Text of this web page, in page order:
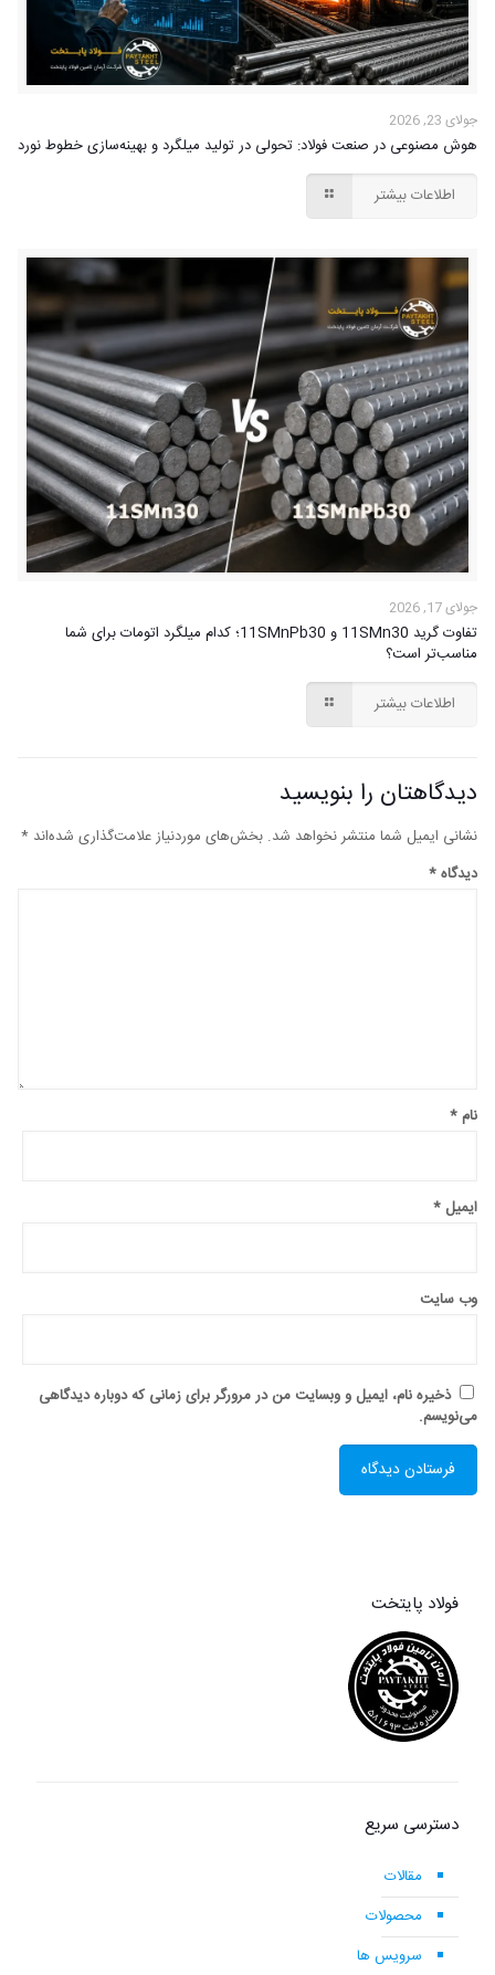
جولای 23, 2026
هوش مصنوعی در صنعت فولاد: تحولی در تولید میلگرد و بهینه‌سازی خطوط نورد
اطلاعات بیشتر
جولای 17, 2026
تفاوت گرید 11SMn30 و 11SMnPb30؛ کدام میلگرد اتومات برای شما
مناسب‌تر است؟
اطلاعات بیشتر
دیدگاهتان را بنویسید
نشانی ایمیل شما منتشر نخواهد شد. بخش‌های موردنیاز علامت‌گذاری شده‌اند *
دیدگاه*
نام *
ایمیل *
وب‌ سایت
ذخیره نام، ایمیل و وبسایت من در مرورگر برای زمانی که دوباره دیدگاهی
می‌نویسم.
فولاد پایتخت
دسترسی سریع
مقالات
محصولات
سرویس ها